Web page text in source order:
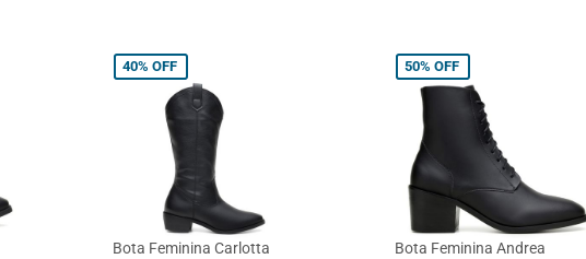
40% OFF
Bota Feminina Carlotta
50% OFF
Bota Feminina Andrea